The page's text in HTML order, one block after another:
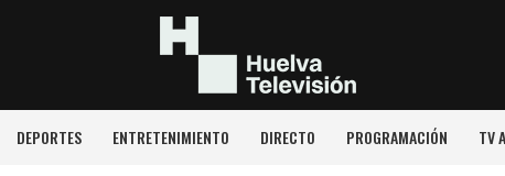
DEPORTES ENTRETENIMIENTO DIRECTO PROGRAMACIÓN TV